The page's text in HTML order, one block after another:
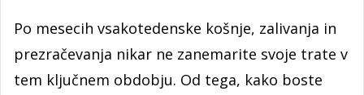
Po mesecih vsakotedenske košnje, zalivanja in
prezračevanja nikar ne zanemarite svoje trate v
tem ključnem obdobju. Od tega, kako boste